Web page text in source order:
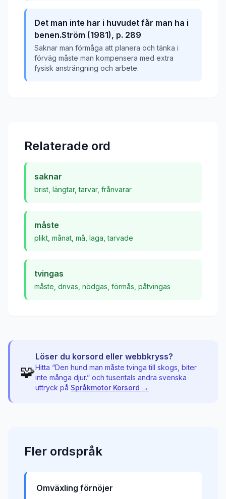
Det man inte har i huvudet får man ha i
benen.Ström (1981), p. 289
Saknar man förmåga att planera och tänka i
förväg måste man kompensera med extra
fysisk ansträngning och arbete.
Relaterade ord
saknar
brist längtar,tarvar, frånvarar
måste
plikt månat må laga ,tarvade
tvingas
måste drivas nödgas förmås påtvingas
🧩
Löser du korsord eller webbkryss?
Hitta “Den hund man måste tvinga till skogs, biter
inte många djur.” och tusentals andra svenska
uttryck på Språkmotor Korsord →
Fler ordspråk
Omväxling förnöjer